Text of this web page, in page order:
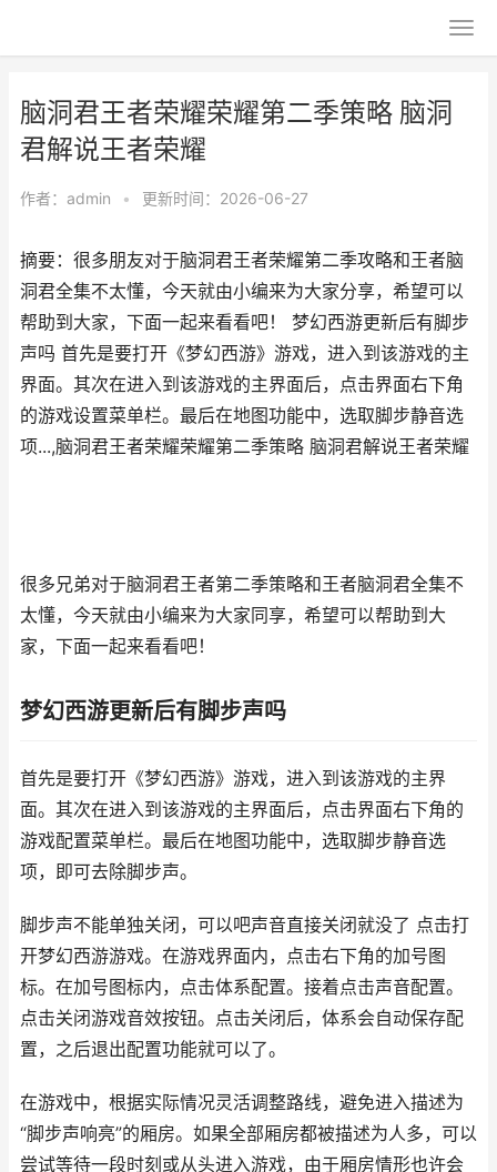
脑洞君王者荣耀荣耀第二季策略 脑洞
君解说王者荣耀
作者： admin • 更新时间：2026-06-27
摘要：很多朋友对于脑洞君王者荣耀第二季攻略和王者脑
洞君全集不太懂，今天就由小编来为大家分享，希望可以
帮助到大家，下面一起来看看吧！ 梦幻西游更新后有脚步
声吗 首先是要打开《梦幻西游》游戏，进入到该游戏的主
界面。其次在进入到该游戏的主界面后，点击界面右下角
的游戏设置菜单栏。最后在地图功能中，选取脚步静音选
项...,脑洞君王者荣耀荣耀第二季策略 脑洞君解说王者荣耀
很多兄弟对于脑洞君王者第二季策略和王者脑洞君全集不
太懂，今天就由小编来为大家同享，希望可以帮助到大
家，下面一起来看看吧！
梦幻西游更新后有脚步声吗
首先是要打开《梦幻西游》游戏，进入到该游戏的主界
面。其次在进入到该游戏的主界面后，点击界面右下角的
游戏配置菜单栏。最后在地图功能中，选取脚步静音选
项，即可去除脚步声。
脚步声不能单独关闭，可以吧声音直接关闭就没了 点击打
开梦幻西游游戏。在游戏界面内，点击右下角的加号图
标。在加号图标内，点击体系配置。接着点击声音配置。
点击关闭游戏音效按钮。点击关闭后，体系会自动保存配
置，之后退出配置功能就可以了。
在游戏中，根据实际情况灵活调整路线，避免进入描述为
“脚步声响亮”的厢房。如果全部厢房都被描述为人多，可以
尝试等待一段时刻或从头进入游戏，由于厢房情形也许会